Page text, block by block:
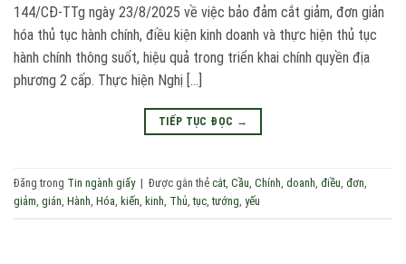
144/CĐ-TTg ngày 23/8/2025 về việc bảo đảm cắt giảm, đơn giản
hóa thủ tục hành chính, điều kiện kinh doanh và thực hiện thủ tục
hành chính thông suốt, hiệu quả trong triển khai chính quyền địa
phương 2 cấp. Thực hiện Nghị […]
TIẾP TỤC ĐỌC →
Đăng trong Tin ngành giấy | Được gắn thẻ cắt, Cầu, Chính, doanh, điều, đơn,
giảm, gián, Hành, Hóa, kiến, kinh, Thủ,tục,tướng, yếu